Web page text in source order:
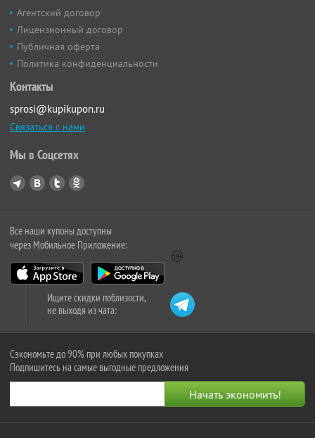
Агентский договор
Лицензионный договор
Публичная оферта
Политика конфиденциальности
Контакты
sprosi@kupikupon.ru
Связаться с нами
Мы в Соцсетях
Все наши купоны доступны
через Мобильное Приложение:
Ищите скидки поблизости,
не выходя из чата:
Сэкономьте до 90% при любых покупках
Подпишитесь на самые выгодные предложения